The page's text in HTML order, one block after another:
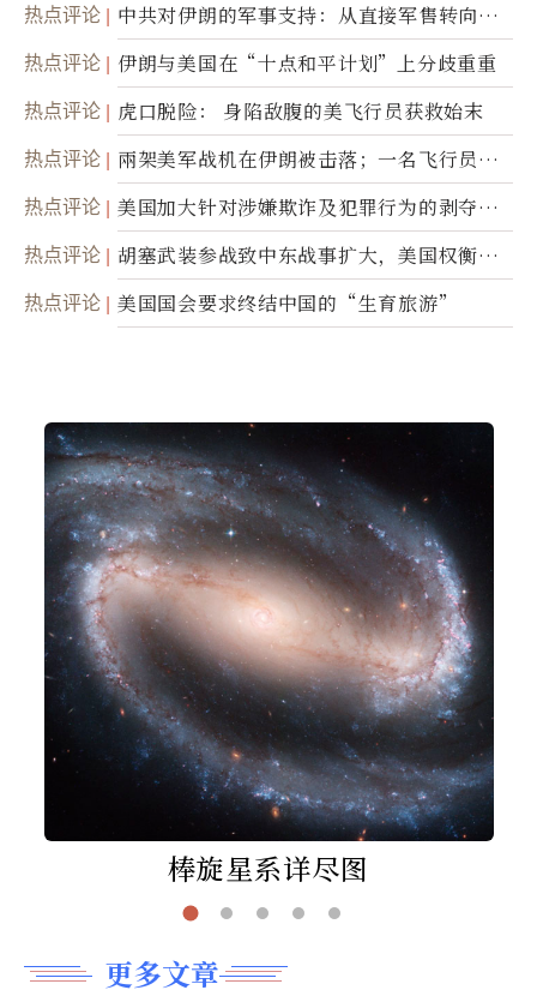
热点评论
中共对伊朗的军事支持：从直接军售转向间
接技术转让
热点评论 伊朗与美国在“十点和平计划”上分歧重重
热点评论 虎口脱险： 身陷敌腹的美飞行员获救始末
热点评论
兩架美军战机在伊朗被击落；一名飞行员失
踪
热点评论
美国加大针对涉嫌欺诈及犯罪行为的剥夺公
民权力度
热点评论
胡塞武装参战致中东战事扩大，美国权衡地
面入侵的可能性
热点评论 美国国会要求终结中国的“生育旅游”
棒旋星系详尽图
更多文章